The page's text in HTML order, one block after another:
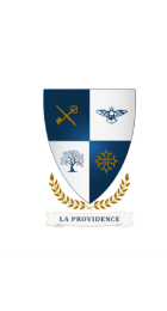
contenu